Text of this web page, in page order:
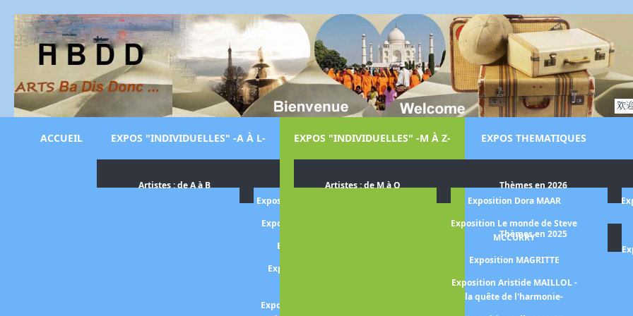
ACCUEIL EXPOS "INDIVIDUELLES" -A À L-
Artistes : de A à B
Exposition OLGA de AMARAL
Exposition Harriet BACKER
Exposition BANSKY
Exposition BASELITZ -la
Exposition BASQUIAT Jean-
EXPOS "INDIVIDUELLES" -M À Z-
Artistes : de M à O
Exposition Dora MAAR
Exposition Le monde de Steve
MCCURRY
Exposition MAGRITTE
Exposition Aristide MAILLOL -
la quête de l'harmonie-
EXPOS THEMATIQUES
Thèmes en 2026
Thèmes en 2025